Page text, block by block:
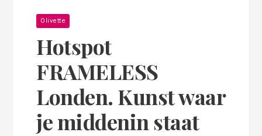
Olivette
Hotspot
FRAMELESS
Londen. Kunst waar
je middenin staat